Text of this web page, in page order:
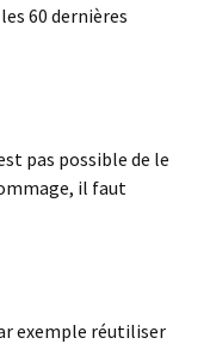
60 dernières
pas possible de le
il faut
exemple réutiliser